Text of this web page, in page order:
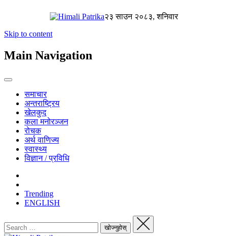
२३ साउन २०८३, शनिवार
Skip to content
Main Navigation
समाचार
अन्तराष्ट्रिय
खेलकुद
कला मनोरञ्जन
रोचक
अर्थ वाणिज्य
स्वास्थ्य
विज्ञान / प्रविधि
Trending
ENGLISH